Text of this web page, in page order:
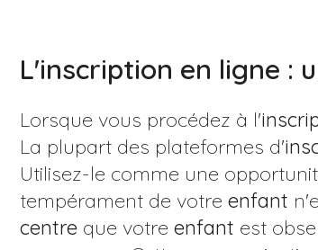
L'inscription en ligne :
Lorsque vous procédez à l'
La plupart des plateformes d'
Utilisez-le comme une
tempérament de votre enfant
centre que votre enfant est